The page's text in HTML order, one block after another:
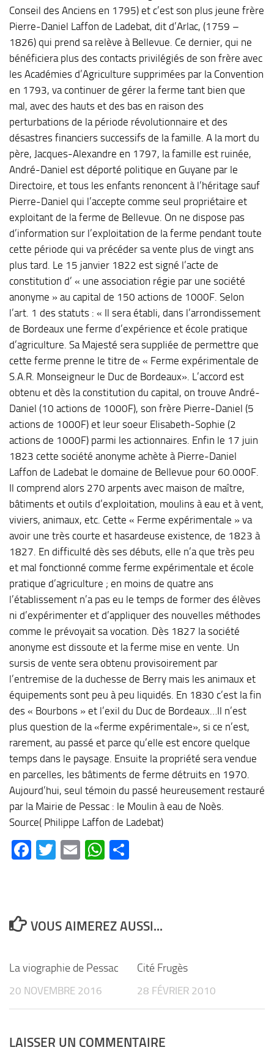
Conseil des Anciens en 1795) et c’est son plus jeune frère
Pierre-Daniel Laffon de Ladebat, dit d’Arlac, (1759 –
1826) qui prend sa relève à Bellevue. Ce dernier, qui ne
bénéficiera plus des contacts privilégiés de son frère avec
les Académies d’Agriculture supprimées par la Convention
en 1793, va continuer de gérer la ferme tant bien que
mal, avec des hauts et des bas en raison des
perturbations de la période révolutionnaire et des
désastres financiers successifs de la famille. A la mort du
père, Jacques-Alexandre en 1797, la famille est ruinée,
André-Daniel est déporté politique en Guyane par le
Directoire, et tous les enfants renoncent à l’héritage sauf
Pierre-Daniel qui l’accepte comme seul propriétaire et
exploitant de la ferme de Bellevue. On ne dispose pas
d’information sur l’exploitation de la ferme pendant toute
cette période qui va précéder sa vente plus de vingt ans
plus tard. Le 15 janvier 1822 est signé l’acte de
constitution d’ « une association régie par une société
anonyme » au capital de 150 actions de 1000F. Selon
l’art. 1 des statuts : « Il sera établi, dans l’arrondissement
de Bordeaux une ferme d’expérience et école pratique
d’agriculture. Sa Majesté sera suppliée de permettre que
cette ferme prenne le titre de « Ferme expérimentale de
S.A.R. Monseigneur le Duc de Bordeaux». L’accord est
obtenu et dès la constitution du capital, on trouve André-
Daniel (10 actions de 1000F), son frère Pierre-Daniel (5
actions de 1000F) et leur soeur Elisabeth-Sophie (2
actions de 1000F) parmi les actionnaires. Enfin le 17 juin
1823 cette société anonyme achète à Pierre-Daniel
Laffon de Ladebat le domaine de Bellevue pour 60.000F.
Il comprend alors 270 arpents avec maison de maître,
bâtiments et outils d’exploitation, moulins à eau et à vent,
viviers, animaux, etc. Cette « Ferme expérimentale » va
avoir une très courte et hasardeuse existence, de 1823 à
1827. En difficulté dès ses débuts, elle n’a que très peu
et mal fonctionné comme ferme expérimentale et école
pratique d’agriculture ; en moins de quatre ans
l’établissement n’a pas eu le temps de former des élèves
ni d’expérimenter et d’appliquer des nouvelles méthodes
comme le prévoyait sa vocation. Dès 1827 la société
anonyme est dissoute et la ferme mise en vente. Un
sursis de vente sera obtenu provisoirement par
l’entremise de la duchesse de Berry mais les animaux et
équipements sont peu à peu liquidés. En 1830 c’est la fin
des « Bourbons » et l’exil du Duc de Bordeaux…Il n’est
plus question de la «ferme expérimentale», si ce n’est,
rarement, au passé et parce qu’elle est encore quelque
temps dans le paysage. Ensuite la propriété sera vendue
en parcelles, les bâtiments de ferme détruits en 1970.
Aujourd’hui, seul témoin du passé heureusement restauré
par la Mairie de Pessac : le Moulin à eau de Noès.
Source( Philippe Laffon de Ladebat)
Facebook
Twitter
EmailWhatsApp
VOUS AIMEREZ AUSSI...
La viographie de Pessac
20 NOVEMBRE 2016
Cité Frugès
28 FÉVRIER 2010
LAISSER UN COMMENTAIRE